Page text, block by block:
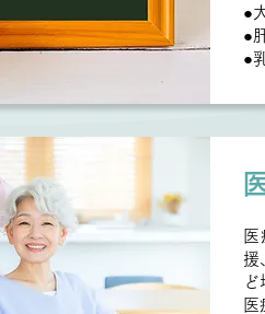
●
●
●
援